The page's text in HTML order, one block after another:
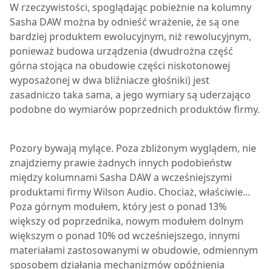
W rzeczywistości, spoglądając pobieżnie na kolumny
Sasha DAW można by odnieść wrażenie, że są one
bardziej produktem ewolucyjnym, niż rewolucyjnym,
ponieważ budowa urządzenia (dwudrożna część
górna stojąca na obudowie części niskotonowej
wyposażonej w dwa bliźniacze głośniki) jest
zasadniczo taka sama, a jego wymiary są uderzająco
podobne do wymiarów poprzednich produktów firmy.
Pozory bywają mylące. Poza zbliżonym wyglądem, nie
znajdziemy prawie żadnych innych podobieństw
między kolumnami Sasha DAWa wcześniejszymi
produktami firmy Wilson Audio. Chociaż, właściwie...
Poza górnym modułem, który jest o ponad 13%
większy od poprzednika, nowym modułem dolnym
większym o ponad 10% od wcześniejszego, innymi
materiałami zastosowanymi w obudowie, odmiennym
sposobem działania mechanizmów opóźnienia